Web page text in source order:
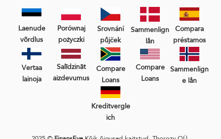
Laenude
võrdlus
Porównaj
pożyczki
Srovnání
půjček
Sammenlign
lån
Compara
préstamos
Vertaa
lainoja
Salīdzināt
aizdevumus
Compare
Loans
Compare
Loans
Sammenlign
e lån
Kreditvergle
ich